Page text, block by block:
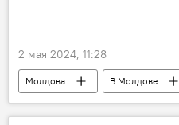
2 мая 2024, 11:28
Молдова В Молдове
тариф на газ